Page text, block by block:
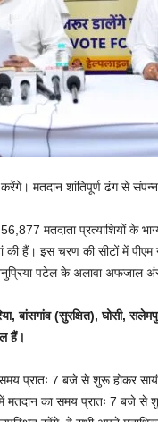
मतदान शांतिपूर्ण ढंग से
मतदाता प्रत्याशियों के
हैं। इस चरण की सीटों में पीएम
पटेल के अलावा अफजाल
(सुरक्षित), घोसी,
हैं।
समय प्रातः 7 बजे से शुरू होकर
में मतदान का समय प्रातः 7 बजे